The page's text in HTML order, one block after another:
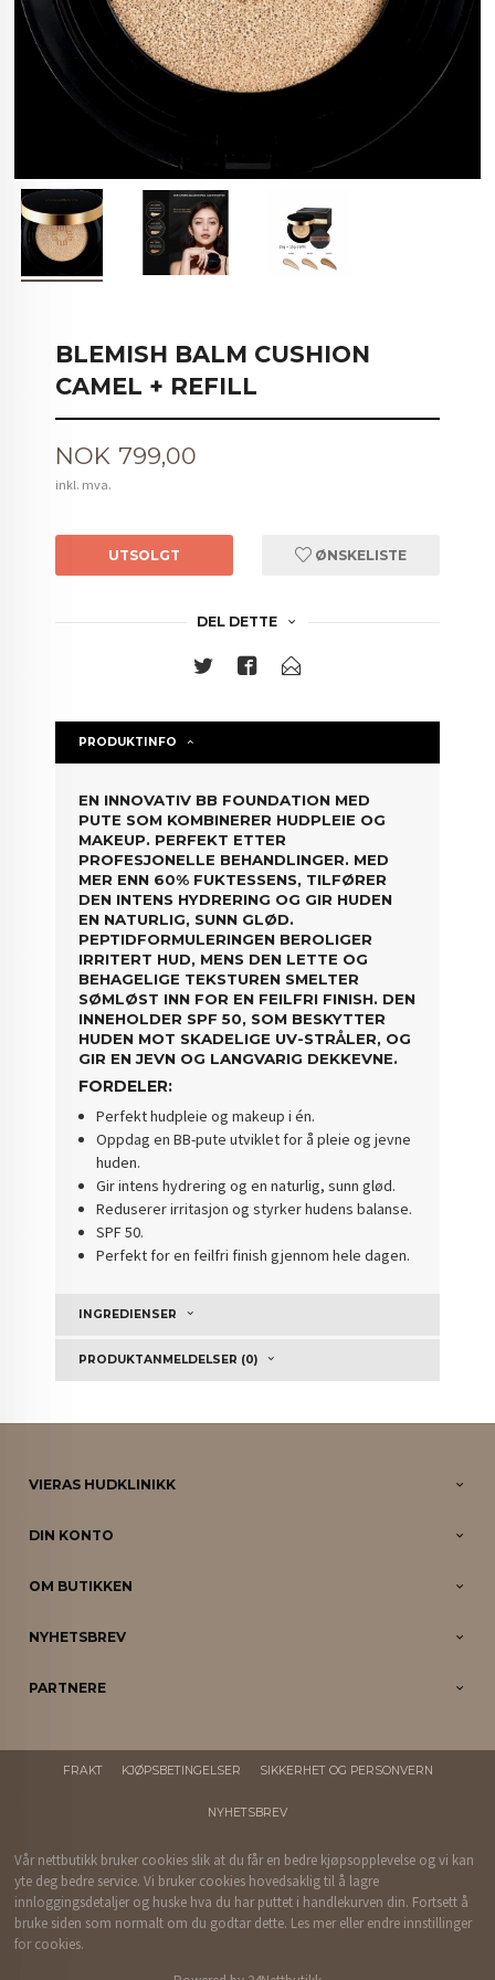
BLEMISH BALM CUSHION
CAMEL + REFILL
Pris
NOK 799,00
inkl. mva.
UTSOLGT ØNSKELISTE
DEL DETTE
PRODUKTINFO
EN INNOVATIV BB FOUNDATION MED
PUTE SOM KOMBINERER HUDPLEIE OG
MAKEUP. PERFEKT ETTER
PROFESJONELLE BEHANDLINGER. MED
MER ENN 60% FUKTESSENS, TILFØRER
DEN INTENS HYDRERING OG GIR HUDEN
EN NATURLIG, SUNN GLØD.
PEPTIDFORMULERINGEN BEROLIGER
IRRITERT HUD, MENS DEN LETTE OG
BEHAGELIGE TEKSTUREN SMELTER
SØMLØST INN FOR EN FEILFRI FINISH. DEN
INNEHOLDER SPF 50, SOM BESKYTTER
HUDEN MOT SKADELIGE UV-STRÅLER, OG
GIR EN JEVN OG LANGVARIG DEKKEVNE.
FORDELER:
Perfekt hudpleie og makeup i én.
Oppdag en BB-pute utviklet for å pleie og jevne
huden.
Gir intens hydrering og en naturlig, sunn glød.
Reduserer irritasjon og styrker hudens balanse.
SPF 50.
Perfekt for en feilfri finish gjennom hele dagen.
INGREDIENSER
PRODUKTANMELDELSER (0)
VIERAS HUDKLINIKK
DIN KONTO
OM BUTIKKEN
NYHETSBREV
PARTNERE
FRAKT KJØPSBETINGELSER SIKKERHET OG PERSONVERN
NYHETSBREV
Vår nettbutikk bruker cookies slik at du får en bedre kjøpsopplevelse og vi kan
yte deg bedre service. Vi bruker cookies hovedsaklig til å lagre
innloggingsdetaljer og huske hva du har puttet i handlekurven din. Fortsett å
bruke siden som normalt om du godtar dette. Les mer eller endre innstillinger
for cookies.